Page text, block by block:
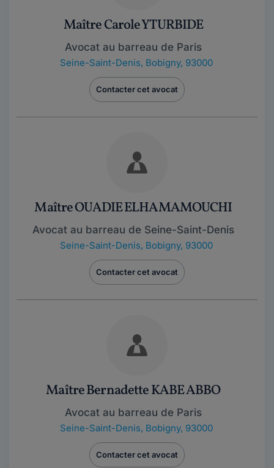
Maître Carole YTURBIDE
Avocat au barreau de Paris
Seine-Saint-Denis, Bobigny, 93000
Contacter cet avocat
Maître OUADIE ELHAMAMOUCHI
Avocat au barreau de Seine-Saint-Denis
Seine-Saint-Denis, Bobigny, 93000
Contacter cet avocat
Maître Bernadette KABE ABBO
Avocat au barreau de Paris
Seine-Saint-Denis, Bobigny, 93000
Contacter cet avocat